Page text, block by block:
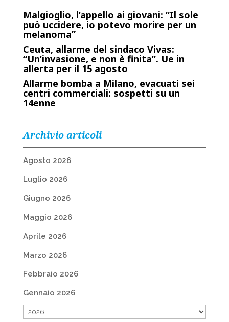
Malgioglio, l’appello ai giovani: “Il sole
può uccidere, io potevo morire per un
melanoma”
Ceuta, allarme del sindaco Vivas:
“Un’invasione, e non è finita”. Ue in
allerta per il 15 agosto
Allarme bomba a Milano, evacuati sei
centri commerciali: sospetti su un
14enne
Archivio articoli
Agosto 2026
Luglio 2026
Giugno 2026
Maggio 2026
Aprile 2026
Marzo 2026
Febbraio 2026
Gennaio 2026